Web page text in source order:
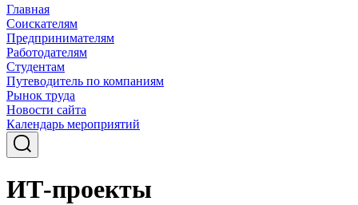
Главная
Соискателям
Предпринимателям
Работодателям
Студентам
Путеводитель по компаниям
Рынок труда
Новости сайта
Календарь мероприятий
ИТ-проекты